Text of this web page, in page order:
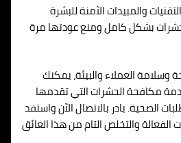
والمبيدات الآمنة للبشرة
بشكل كامل ومنع عودتها مرة
العملاء والبيئة، يمكنك
مكافحة الحشرات التي تقدمها
الصحية. بادر بالاتصال الآن واستفد
والتخلص التام من هذا العائق